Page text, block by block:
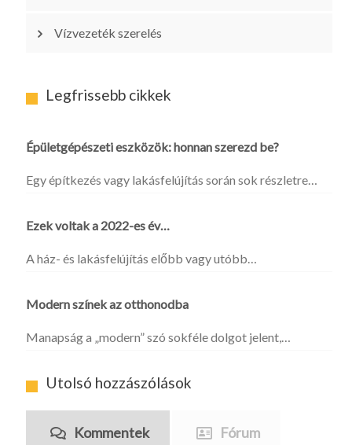
Vízvezeték szerelés
Legfrissebb cikkek
Épületgépészeti eszközök: honnan szerezd be?
Egy építkezés vagy lakásfelújítás során sok részletre…
Ezek voltak a 2022-es év…
A ház- és lakásfelújítás előbb vagy utóbb…
Modern színek az otthonodba
Manapság a „modern” szó sokféle dolgot jelent,…
Utolsó hozzászólások
Kommentek Fórum